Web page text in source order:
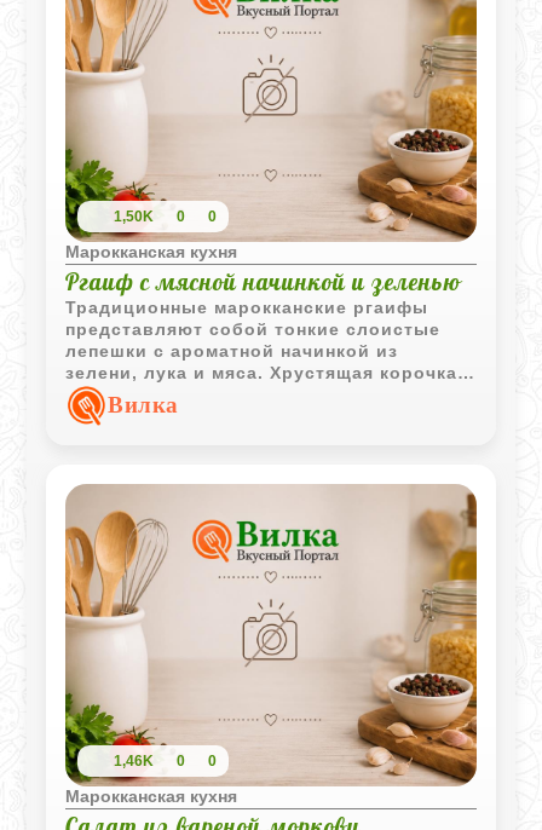
1,50K 0 0
Марокканская кухня
Ргаиф с мясной начинкой и зеленью
Традиционные марокканские ргаифы
представляют собой тонкие слоистые
лепешки с ароматной начинкой из
зелени, лука и мяса. Хрустящая корочка и
сочная середина делают эту выпечку
отличным дополнением к чашке горячего
Вилка
1,46K 0 0
Марокканская кухня